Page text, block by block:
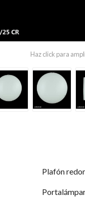
Haz click para
Plafón